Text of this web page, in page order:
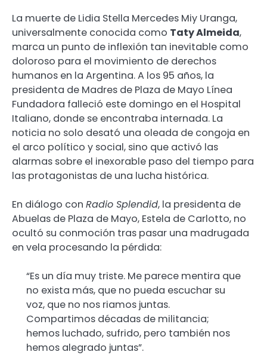
La muerte de Lidia Stella Mercedes Miy Uranga,
universalmente conocida como Taty Almeida,
marca un punto de inflexión tan inevitable como
doloroso para el movimiento de derechos
humanos en la Argentina. A los 95 años, la
presidenta de Madres de Plaza de Mayo Línea
Fundadora falleció este domingo en el Hospital
Italiano, donde se encontraba internada. La
noticia no solo desató una oleada de congoja en
el arco político y social, sino que activó las
alarmas sobre el inexorable paso del tiempo para
las protagonistas de una lucha histórica.
En diálogo con Radio Splendid, la presidenta de
Abuelas de Plaza de Mayo, Estela de Carlotto, no
ocultó su conmoción tras pasar una madrugada
en vela procesando la pérdida:
“Es un día muy triste. Me parece mentira que
no exista más, que no pueda escuchar su
voz, que no nos riamos juntas.
Compartimos décadas de militancia;
hemos luchado, sufrido, pero también nos
hemos alegrado juntas”.